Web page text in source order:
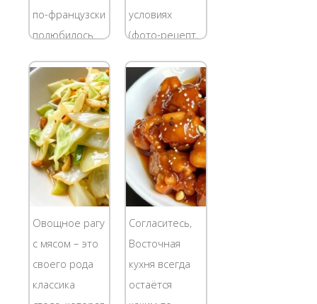
подавать в
самом
Приготовление
ребер в...
по-французски
полюбилось
довольно
давно. Как ни
странно,
несмотря на
название
которым
обладает это
вкусное
блюдо, оно не
занимает
какое-либо
условиях
(фото-рецепт,
Приготовление
этого мяса
довольно
длительное,
зато не
требует
больших
усилий, и
результат
отличный! Как
и обещала,
Овощное рагу
с мясом – это
своего рода
классика
Согласитесь,
Восточная
кухня всегда
остаётся